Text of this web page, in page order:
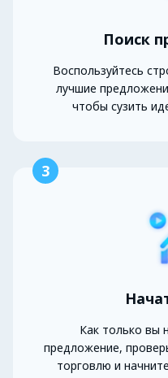
Поиск
Воспользуйтесь
лучшие
чтобы сузить
3
Как только вы
предложение,
торговлю и